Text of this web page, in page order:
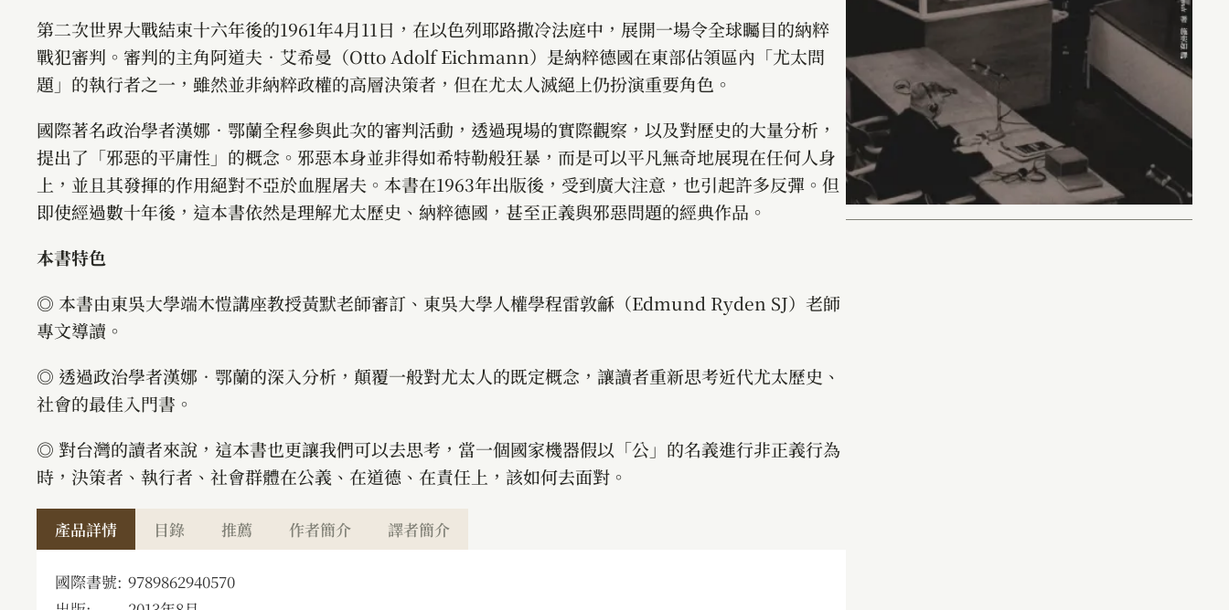
第二次世界大戰結束十六年後的1961年4月11日，在以色列耶路撒冷法庭中，展開一場令全球矚目的納粹
戰犯審判。審判的主角阿道夫．艾希曼（Otto Adolf Eichmann）是納粹德國在東部佔領區內「尤太問
題」的執行者之一，雖然並非納粹政權的高層決策者，但在尤太人滅絕上仍扮演重要角色。
國際著名政治學者漢娜．鄂蘭全程參與此次的審判活動，透過現場的實際觀察，以及對歷史的大量分析，
提出了「邪惡的平庸性」的概念。邪惡本身並非得如希特勒般狂暴，而是可以平凡無奇地展現在任何人身
上，並且其發揮的作用絕對不亞於血腥屠夫。本書在1963年出版後，受到廣大注意，也引起許多反彈。但
即使經過數十年後，這本書依然是理解尤太歷史、納粹德國，甚至正義與邪惡問題的經典作品。
本書特色
◎ 本書由東吳大學端木愷講座教授黃默老師審訂、東吳大學人權學程雷敦龢（Edmund Ryden SJ）老師
專文導讀。
◎ 透過政治學者漢娜．鄂蘭的深入分析，顛覆一般對尤太人的既定概念，讓讀者重新思考近代尤太歷史、
社會的最佳入門書。
◎ 對台灣的讀者來說，這本書也更讓我們可以去思考，當一個國家機器假以「公」的名義進行非正義行為
時，決策者、執行者、社會群體在公義、在道德、在責任上，該如何去面對。
產品詳情 目錄 推薦 作者簡介 譯者簡介
國際書號: 9789862940570